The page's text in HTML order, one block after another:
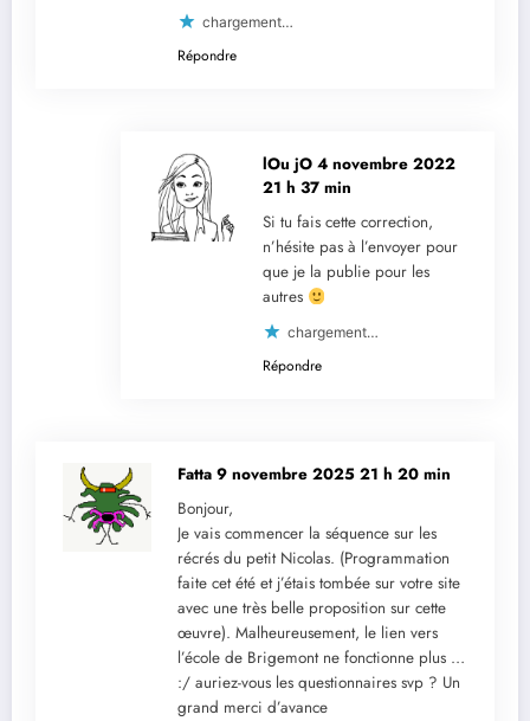
chargement…
Répondre
lOu jO 4 novembre 2022
21 h 37 min
Si tu fais cette correction,
n’hésite pas à l’envoyer pour
que je la publie pour les
autres
chargement…
Répondre
Fatta 9 novembre 2025 21 h 20 min
Bonjour,
Je vais commencer la séquence sur les
récrés du petit Nicolas. (Programmation
faite cet été et j’étais tombée sur votre site
avec une très belle proposition sur cette
œuvre). Malheureusement, le lien vers
l’école de Brigemont ne fonctionne plus …
:/ auriez-vous les questionnaires svp ? Un
grand merci d’avance